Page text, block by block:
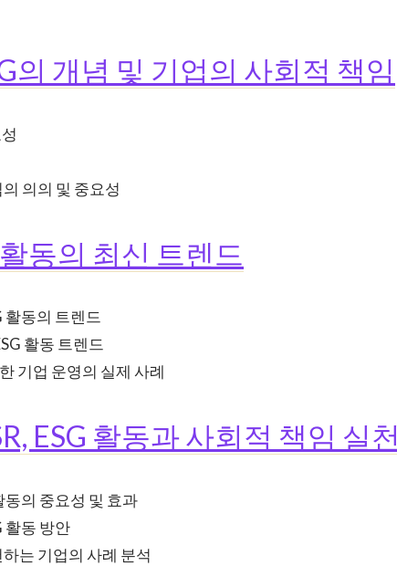
의 개념 및 기업의 사회적 책임
의의 및 중요성
활동의 최신 트렌드
활동의 트렌드
활동 트렌드
기업 운영의 실제 사례
ESG 활동과 사회적 책임 실천
동의 중요성 및 효과
활동 방안
는 기업의 사례 분석